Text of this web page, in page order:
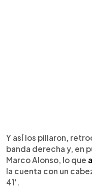
Y así los pillaron,
banda derecha y, en
Marco Alonso, lo que
la cuenta con un
41'.